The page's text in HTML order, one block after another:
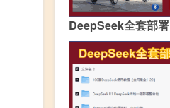
DeepSeek全套部